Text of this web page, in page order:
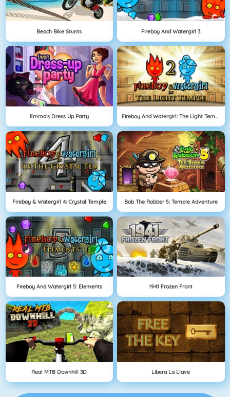
Beach Bike Stunts Fireboy And Watergirl 3
Emma's Dress Up Party Fireboy And Watergirl: The Light Temple
Fireboy & Watergirl 4: Crystal Temple Bob The Robber 5: Temple Adventure
Fireboy And Watergirl 5: Elements 1941 Frozen Front
Real MTB Downhill 3D Libera La Llave